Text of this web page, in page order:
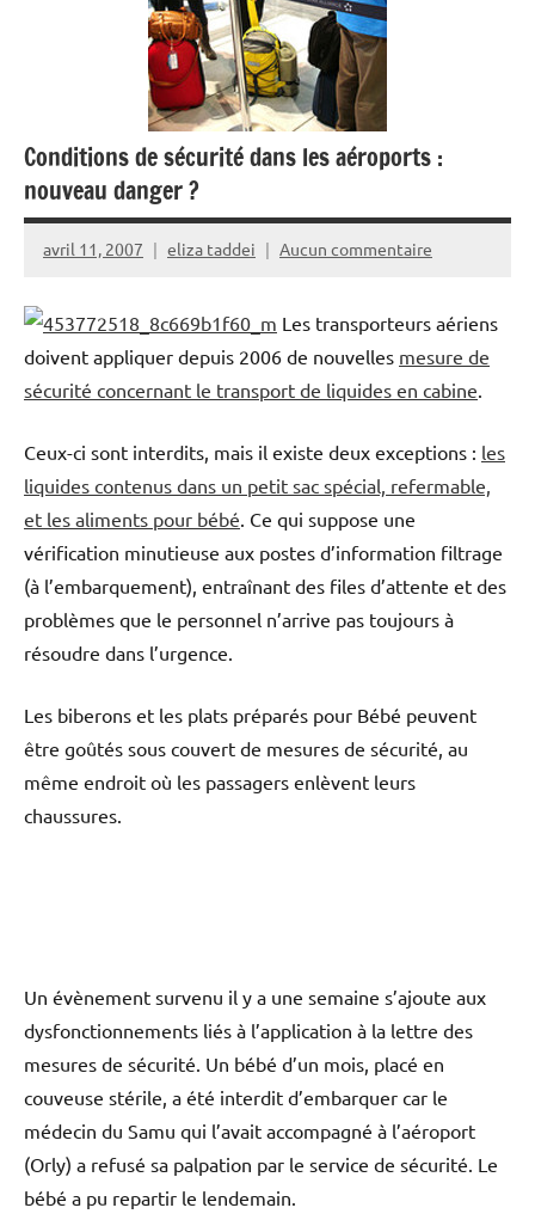
Conditions de sécurité dans les aéroports :
nouveau danger ?
avril 11, 2007 eliza taddei Aucun commentaire
Les transporteurs aériens
doivent appliquer depuis 2006 de nouvelles mesure de
sécurité concernant le transport de liquides en cabine
Ceux-ci sont interdits, mais il existe deux exceptions : les
liquides contenus dans un petit sac spécial, refermable,
et les aliments pour bébé . Ce qui suppose une
vérification minutieuse aux postes d’information filtrage
(à l’embarquement), entraînant des files d’attente et des
problèmes que le personnel n’arrive pas toujours à
résoudre dans l’urgence.
Les biberons et les plats préparés pour Bébé peuvent
être goûtés sous couvert de mesures de sécurité, au
même endroit où les passagers enlèvent leurs
chaussures.
Un évènement survenu il y a une semaine s’ajoute aux
dysfonctionnements liés à l’application à la lettre des
mesures de sécurité. Un bébé d’un mois, placé en
couveuse stérile, a été interdit d’embarquer car le
médecin du Samu qui l’avait accompagné à l’aéroport
(Orly) a refusé sa palpation par le service de sécurité. Le
bébé a pu repartir le lendemain.